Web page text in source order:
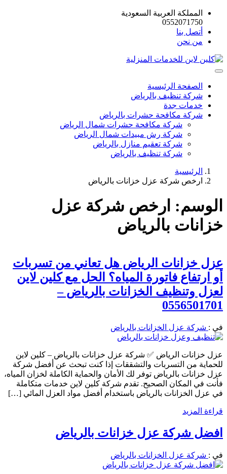
المملكة العربية السعودية
0552071750
أتصل بنا
من نحن
الصفحة الرئيسية
شركة تنظيف بالرياض
خدمات جدة
شركة مكافحة حشرات بالرياض
شركة مكافحة حشرات شمال الرياض
شركة رش مبيدات شمال الرياض
شركة تعقيم منازل بالرياض
شركة تنظيف بالرياض
الرئيسية
ارخص شركة عزل خزانات بالرياض
الوسم: ارخص شركة عزل
خزانات بالرياض
عزل خزانات الرياض هل تعاني من تسربات
أو ارتفاع فاتورة المياه؟ الحل مع كلين لاين
لعزل وتنظيف الخزانات بالرياض –
0556501701
في : شركة عزل الخزانات بالرياض
عزل خزانات الرياض ✅ شركة عزل خزانات بالرياض – كلين لاين
للحماية من التسربات والتشققات إذا كنت تبحث عن أفضل شركة
عزل خزانات بالرياض توفر لك الأمان والحماية الكاملة لخزان المياه،
فأنت في المكان الصحيح. تقدم شركة كلين لاين خدمات متكاملة
في عزل الخزانات بالرياض باستخدام أفضل مواد العزل المائي […]
قراءة المزيد
افضل شركة عزل خزانات بالرياض
في : شركة عزل الخزانات بالرياض